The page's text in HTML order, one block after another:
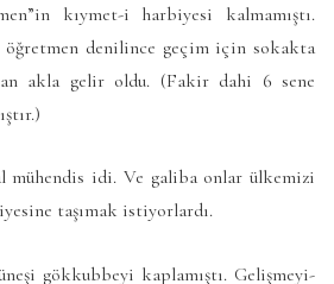
kıymet-i harbiyesi kalmamıştı.
denilince geçim için sokakta
akla gelir oldu. (Fakir dahi 6 sene
mühendis idi. Ve galiba onlar ülkemizi
taşımak istiyorlardı.
gökkubbeyi kaplamıştı. Gelişmeyi-